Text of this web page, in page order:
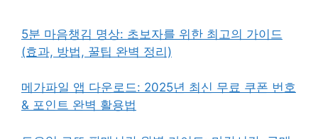
5분 마음챙김 명상: 초보자를 위한 최고의 가이드
(효과, 방법, 꿀팁 완벽 정리)
메가파일 앱 다운로드: 2025년 최신 무료 쿠폰 번호
& 포인트 완벽 활용법